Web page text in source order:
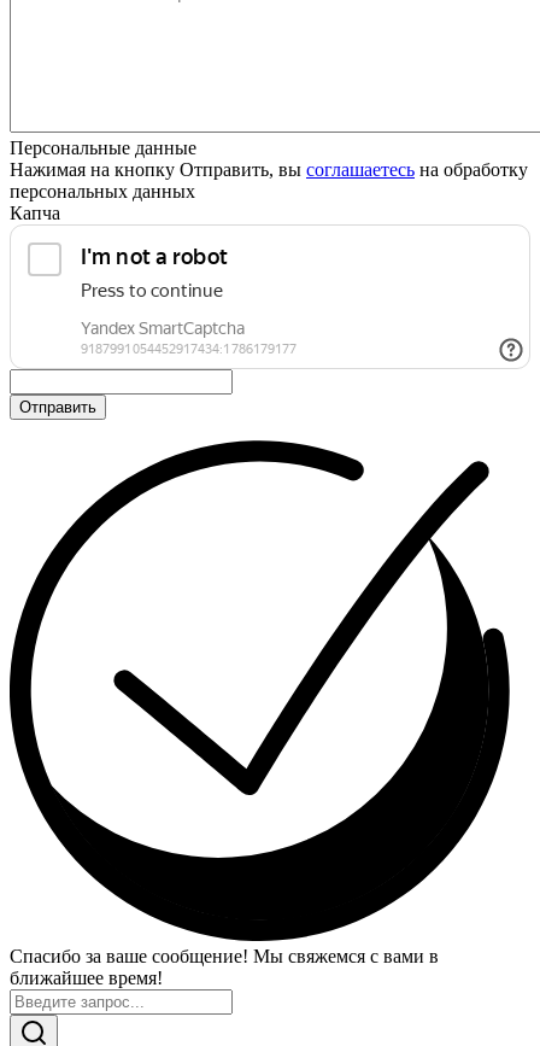
Персональные данные
Нажимая на кнопку Отправить, вы соглашаетесь на обработку
персональных данных
Капча
Отправить
Спасибо за ваше сообщение! Мы свяжемся с вами в
ближайшее время!